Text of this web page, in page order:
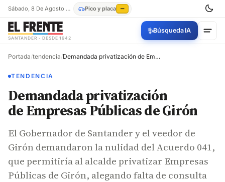
Sábado, 8 De Agosto De 2026 Pico y placa —
SANTANDER · DESDE 1942
✨Búsqueda IA
Portada/tendencia/ Demandada privatización de Empresas Públicas de Girón
TENDENCIA
Demandada privatización
de Empresas Públicas de Girón
El Gobernador de Santander y el veedor de
Girón demandaron la nulidad del Acuerdo 041,
que permitiría al alcalde privatizar Empresas
Públicas de Girón, alegando falta de consulta